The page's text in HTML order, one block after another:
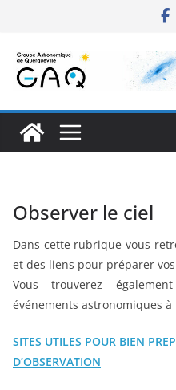
contenu
Observer le ciel
Dans cette rubrique vous
et des liens pour préparer
Vous trouverez
événements astronomiques
SITES UTILES POUR BIEN
D’OBSERVATION